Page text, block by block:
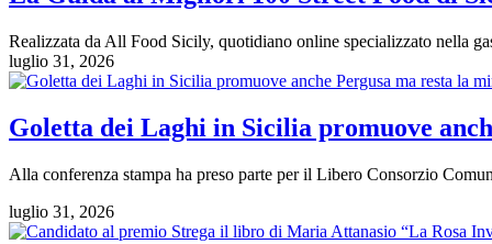
Realizzata da All Food Sicily, quotidiano online specializzato nella
luglio 31, 2026
Goletta dei Laghi in Sicilia promuove
Alla conferenza stampa ha preso parte per il Libero Consorzio
luglio 31, 2026